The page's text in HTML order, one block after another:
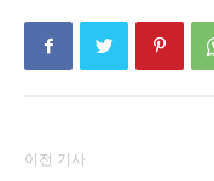
이전 기사